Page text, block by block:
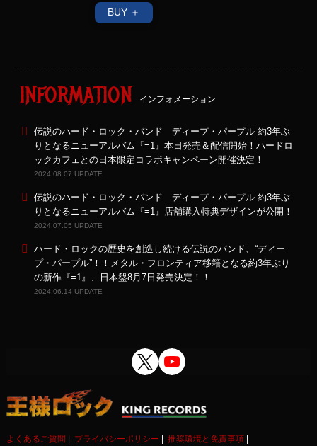
BUY ＋
INFORMATION インフォメーション
伝説のハード・ロック・バンド ディープ・パープル 約3年ぶ
りとなるニューアルバム『=1』本日発売＆配信開始！ハードロ
ックカフェとの日本限定コラボキャンペーン開催決定！
2024.08.07 UPDATE
伝説のハード・ロック・バンド ディープ・パープル 約3年ぶ
りとなるニューアルバム『=1』店舗購入特典デザインが公開！
2024.07.05 UPDATE
ハード・ロックの歴史を創造し続ける伝説のバンド、“ディー
プ・パープル”！！メタル・フロンティア移籍となる約3年ぶり
の新作『=1』、日本盤8月7日発売決定！！
2024.06.14 UPDATE
よくあるご質問 プライバシーポリシー 推奨環境と免責事項